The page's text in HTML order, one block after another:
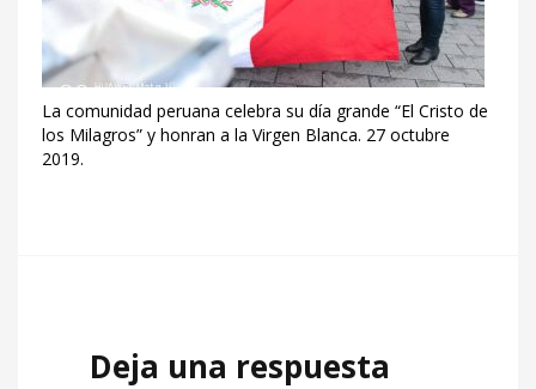
La comunidad peruana celebra su día grande “El Cristo de
los Milagros” y honran a la Virgen Blanca. 27 octubre
2019.
Deja una respuesta